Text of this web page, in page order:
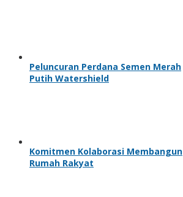
Peluncuran Perdana Semen Merah
Putih Watershield
Komitmen Kolaborasi Membangun
Rumah Rakyat